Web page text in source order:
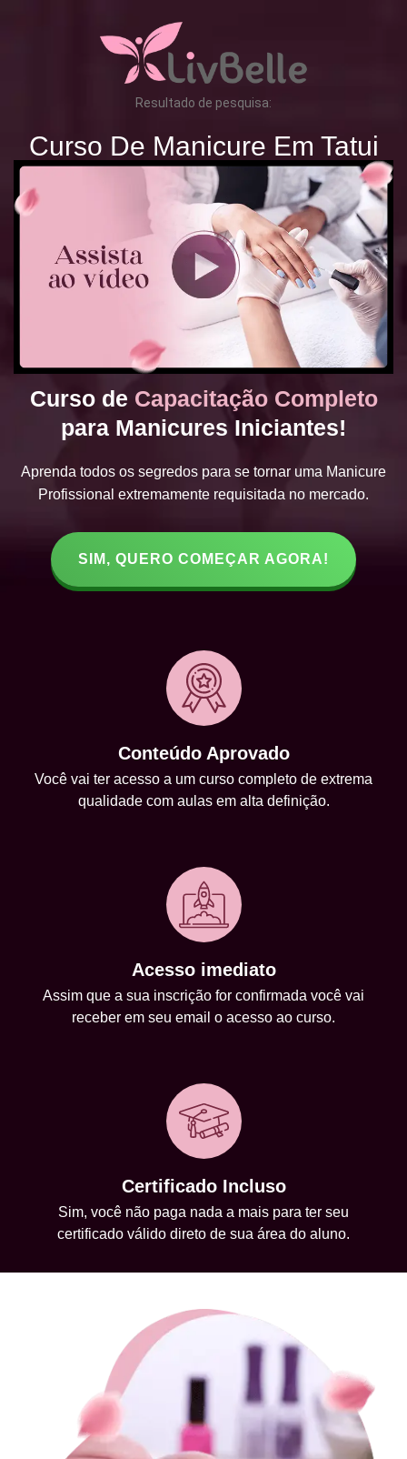
Resultado de pesquisa:
Curso De Manicure Em Tatui
Curso de Capacitação Completo
para Manicures Iniciantes!
Aprenda todos os segredos para se tornar uma Manicure
Profissional extremamente requisitada no mercado.
SIM, QUERO COMEÇAR AGORA!
Conteúdo Aprovado
Você vai ter acesso a um curso completo de extrema
qualidade com aulas em alta definição.
Acesso imediato
Assim que a sua inscrição for confirmada você vai
receber em seu email o acesso ao curso.
Certificado Incluso
Sim, você não paga nada a mais para ter seu
certificado válido direto de sua área do aluno.